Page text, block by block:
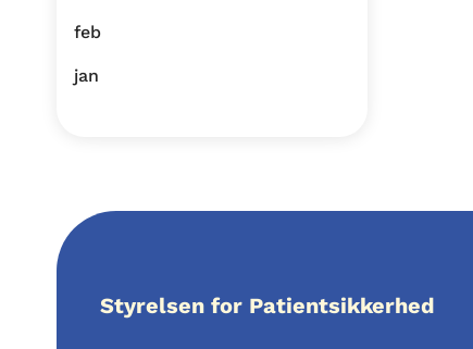
feb
jan
Styrelsen for Patientsikkerhed